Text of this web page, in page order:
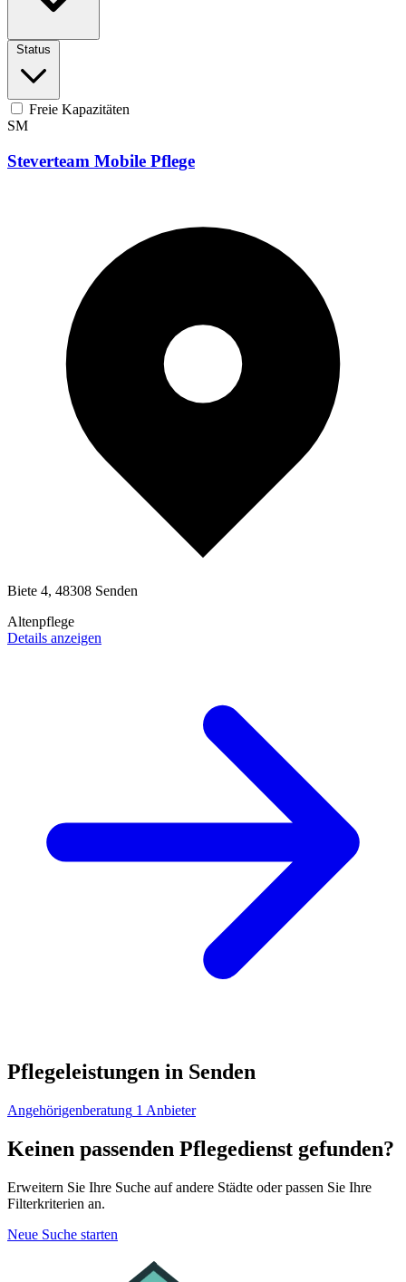
Status
Freie Kapazitäten
SM
Steverteam Mobile Pflege
Biete 4, 48308 Senden
Altenpflege
Details anzeigen
Pflegeleistungen in Senden
Angehörigenberatung 1 Anbieter
Keinen passenden Pflegedienst gefunden?
Erweitern Sie Ihre Suche auf andere Städte oder passen Sie Ihre
Filterkriterien an.
Neue Suche starten